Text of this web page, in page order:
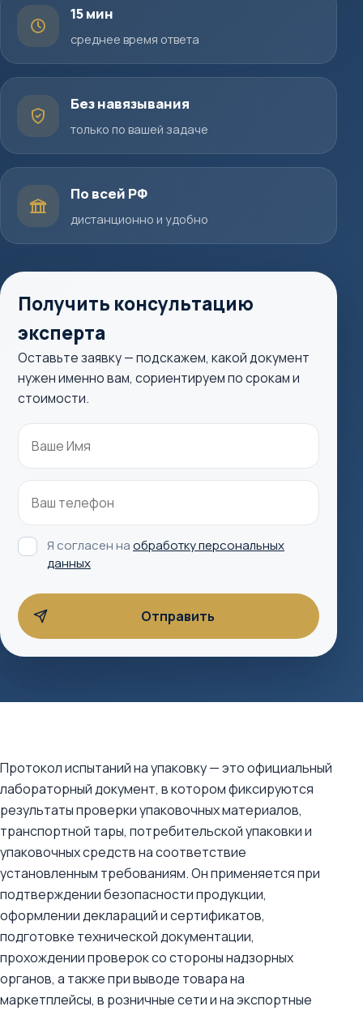
15 мин
среднее время ответа
Без навязывания
только по вашей задаче
По всей РФ
дистанционно и удобно
Получить консультацию
эксперта
Оставьте заявку — подскажем, какой документ
нужен именно вам, сориентируем по срокам и
стоимости.
Я согласен наобработку персональных
данных
Протокол испытаний на упаковку — это официальный
лабораторный документ, в котором фиксируются
результаты проверки упаковочных материалов,
транспортной тары, потребительской упаковки и
упаковочных средств на соответствие
установленным требованиям. Он применяется при
подтверждении безопасности продукции,
оформлении деклараций и сертификатов,
подготовке технической документации,
прохождении проверок со стороны надзорных
органов, а также при выводе товара на
маркетплейсы, в розничные сети и на экспортные